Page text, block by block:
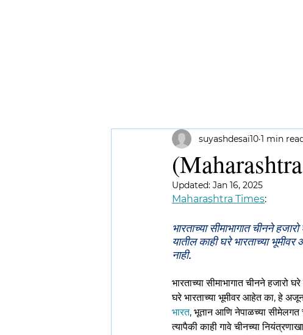
(Maharashtra
suyashdesai10 1 min
Updated: Jan 16, 2025
Maharashtra Times:
​​​​भारताच्या सीमाभागात चीनने
यातील काही घरे भारताच्या
नाही.
​​​​भारताच्या सीमाभागात चीनने
घरे भारताच्या भूमीवर आहेत का, हे अजून
भारत, भूतान आणि नेपाळच्या सीमेलगत
त्यापैकी काही गावे चीनच्या